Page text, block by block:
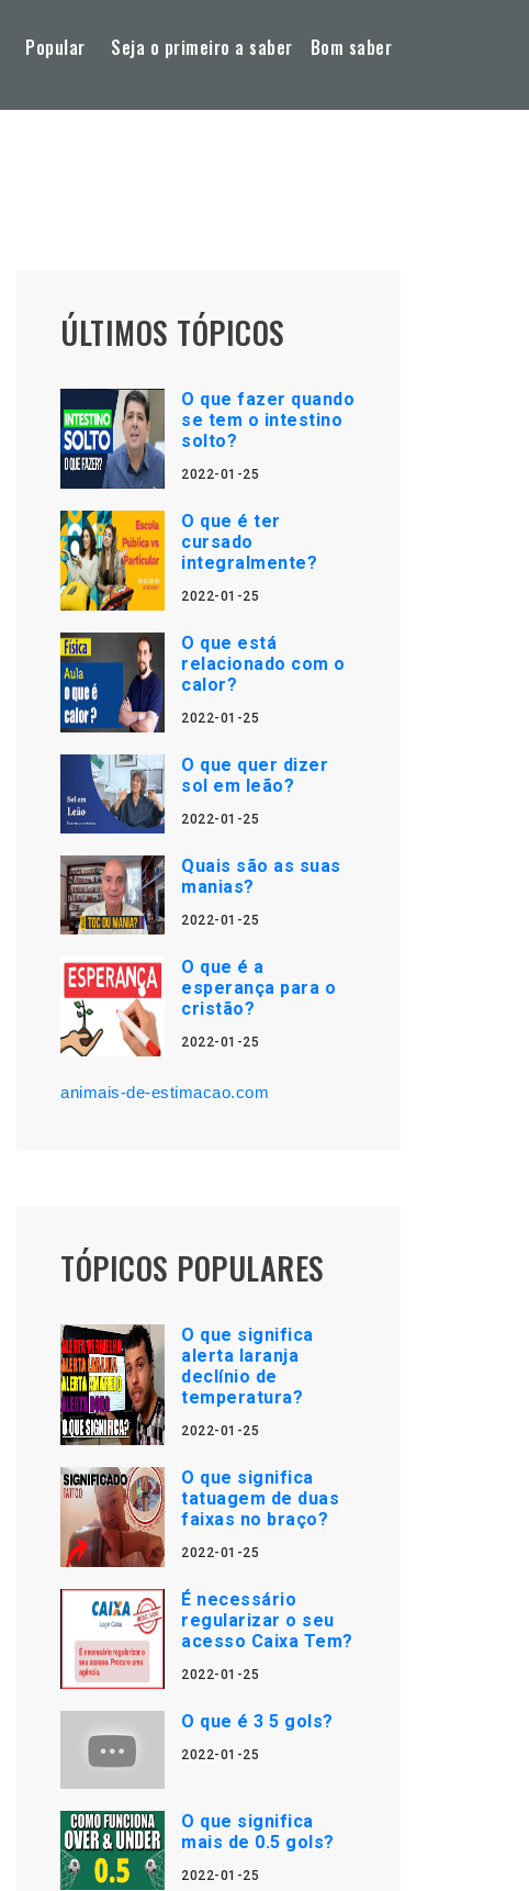
Popular Seja o primeiro a saber Bom saber
ÚLTIMOS TÓPICOS
O que fazer quando
se tem o intestino
solto?
2022-01-25
O que é ter
cursado
integralmente?
2022-01-25
O que está
relacionado com o
calor?
2022-01-25
O que quer dizer
sol em leão?
2022-01-25
Quais são as suas
manias?
2022-01-25
O que é a
esperança para o
cristão?
2022-01-25
animais-de-estimacao.com
TÓPICOS POPULARES
O que significa
alerta laranja
declínio de
temperatura?
2022-01-25
O que significa
tatuagem de duas
faixas no braço?
2022-01-25
É necessário
regularizar o seu
acesso Caixa Tem?
2022-01-25
O que é 3 5 gols?
2022-01-25
O que significa
mais de 0.5 gols?
2022-01-25